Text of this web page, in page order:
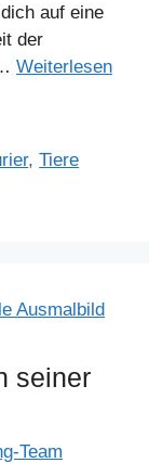
auf eine
der
Weiterlesen
,Tiere
seiner
Team